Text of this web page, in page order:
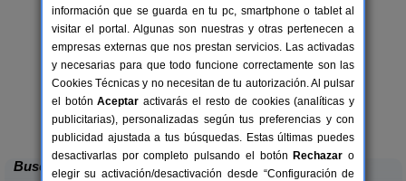
6 pers.
desde19 €
El Pajar de Pumarega
Castropol (Asturias)
Buscar
información que se guarda en tu pc, smartphone o tablet al
visitar el portal. Algunas son nuestras y otras pertenecen a
empresas externas que nos prestan servicios. Las activadas
y necesarias para que todo funcione correctamente son las
Cookies Técnicas y no necesitan de tu autorización. Al pulsar
el botónAceptar activarás el resto de cookies (analíticas y
publicitarias), personalizadas según tus preferencias y con
publicidad ajustada a tus búsquedas. Estas últimas puedes
desactivarlas por completo pulsando el botón Rechazar o
elegir su activación/desactivación desde “Configuración de